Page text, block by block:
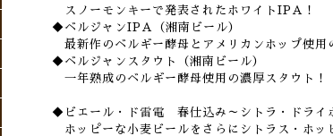
スノーモンキーで発表されたホワイトIPA！
◆ベルジャンIPA（湘南ビール）
最新作のベルギー酵母とアメリカンホップ使用
◆ベルジャンスタウト（湘南ビール）
一年熟成のベルギー酵母使用の濃厚スタウト！
◆ビエール・ド雷電 春仕込み～シトラ・ドライ
ホッピーな小麦ビールをさらにシトラス・ホッ